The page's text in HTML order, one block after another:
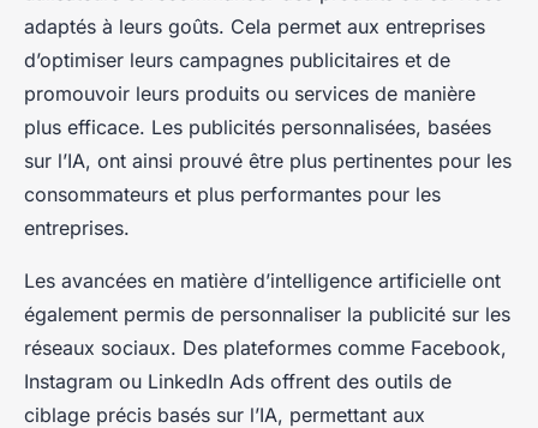
adaptés à leurs goûts. Cela permet aux entreprises
d’optimiser leurs campagnes publicitaires et de
promouvoir leurs produits ou services de manière
plus efficace. Les publicités personnalisées, basées
sur l’IA, ont ainsi prouvé être plus pertinentes pour les
consommateurs et plus performantes pour les
entreprises.
Les avancées en matière d’intelligence artificielle ont
également permis de personnaliser la publicité sur les
réseaux sociaux. Des plateformes comme Facebook,
Instagram ou LinkedIn Ads offrent des outils de
ciblage précis basés sur l’IA, permettant aux